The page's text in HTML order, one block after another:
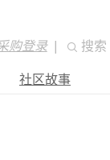
购登录| 搜索
社区故事